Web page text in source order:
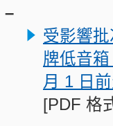
–
受影響
牌低音
月 1 日
[PDF 格